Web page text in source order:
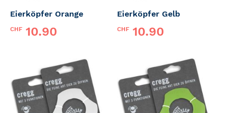
Eierköpfer Orange
CHF 10.90
Eierköpfer Gelb
CHF 10.90